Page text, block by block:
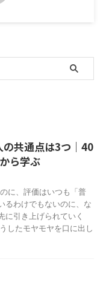
共通点は3つ｜40
ら学ぶ
に、評価はいつも「普
るわけでもないのに、な
に引き上げられていく
たモヤモヤを口に出し